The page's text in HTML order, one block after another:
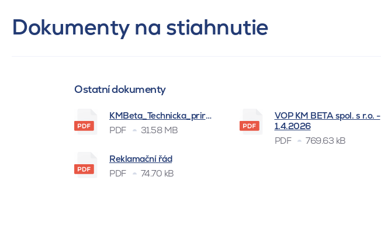
Dokumenty na stiahnutie
Ostatní dokumenty
KMBeta_Technicka_prirucka_BSK_
PDF
31.58 MB
VOP KM BETA spol. s r.o. -
1.4.2026
PDF
769.63 kB
Reklamační řád
PDF
74.70 kB